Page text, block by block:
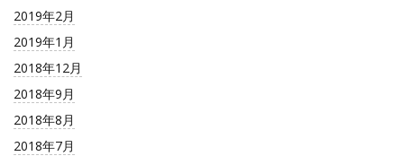
2019年2月
2019年1月
2018年12月
2018年9月
2018年8月
2018年7月